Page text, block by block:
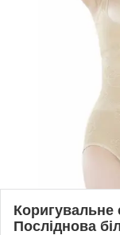
Коригувальне
Посліднова